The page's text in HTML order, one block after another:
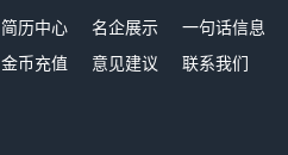
简历中心 名企展示 一句话信息
金币充值 意见建议 联系我们